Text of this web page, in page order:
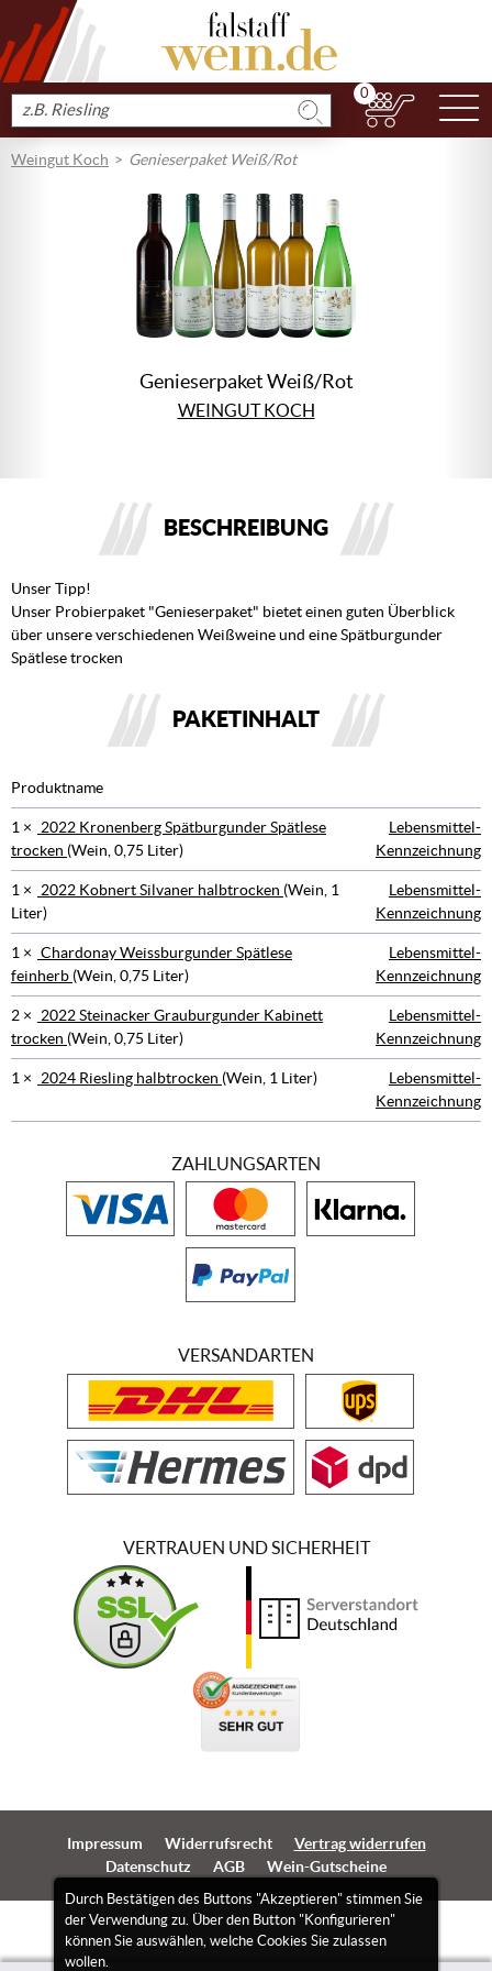
Produkt
suchen
0
Weingut Koch Genieserpaket Weiß/Rot
Genieserpaket Weiß/Rot
WEINGUT KOCH
BESCHREIBUNG
Unser Tipp!
Unser Probierpaket "Genieserpaket" bietet einen guten Überblick
über unsere verschiedenen Weißweine und eine Spätburgunder
Spätlese trocken
PAKETINHALT
Produktname
1 ×
2022 Kronenberg Spätburgunder Spätlese
trocken (Wein, 0,75 Liter)
Lebensmittel-
Kennzeichnung
1 × 2022 Kobnert Silvaner halbtrocken (Wein, 1
Liter)
Lebensmittel-
Kennzeichnung
1 × Chardonay Weissburgunder Spätlese
feinherb (Wein, 0,75 Liter)
Lebensmittel-
Kennzeichnung
2 ×
2022 Steinacker Grauburgunder Kabinett
trocken (Wein, 0,75 Liter)
Lebensmittel-
Kennzeichnung
1 × 2024 Riesling halbtrocken (Wein, 1 Liter)
Lebensmittel-
Kennzeichnung
Durch Bestätigen des Buttons "Akzeptieren" stimmen Sie
der Verwendung zu. Über den Button "Konfigurieren"
können Sie auswählen, welche Cookies Sie zulassen
wollen.
ZAHLUNGSARTEN
VERSANDARTEN
VERTRAUEN UND SICHERHEIT
Impressum Widerrufsrecht
Vertrag widerrufen
Datenschutz
AGB Wein-Gutscheine